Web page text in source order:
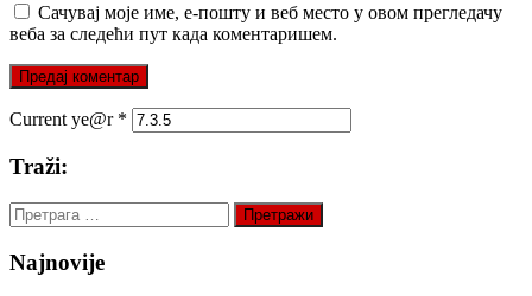
Сачувај моје име, е-пошту и веб место у овом прегледачу
веба за следећи пут када коментаришем.
Current ye@r *
Traži:
Претрага
за:
Najnovije